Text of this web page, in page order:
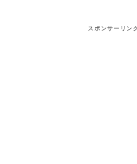
スポンサーリン